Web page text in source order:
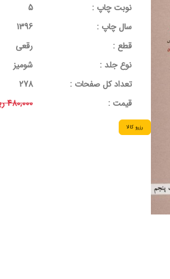
نوبت چاپ :
5
سال چاپ :
1396
قطع :
رقعی
نوع جلد :
شومیز
تعداد کل صفحات :
278
قيمت :
480,000 ریال
رزرو کالا